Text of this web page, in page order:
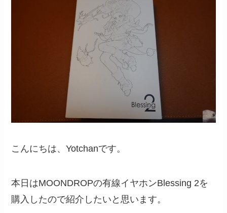
こんにちは、Yotchanです。
本日はMOONDROPの有線イヤホンBlessing 2を
購入したので紹介したいと思います。